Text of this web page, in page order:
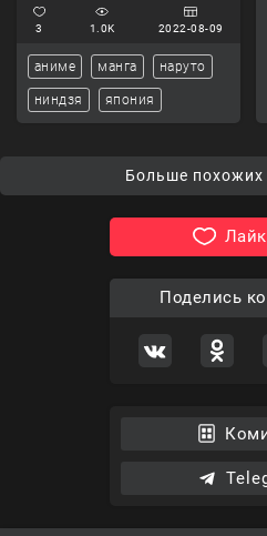
3 1.0K 2022-08-09
аниме манга наруто
ниндзя япония
Больше похожих
Поделись